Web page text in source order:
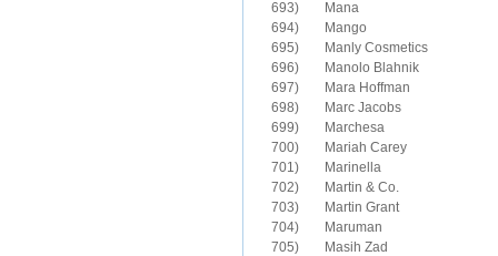
693)	Mana
694)	Mango
695)	Manly Cosmetics
696)	Manolo Blahnik
697)	Mara Hoffman
698)	Marc Jacobs
699)	Marchesa
700)	Mariah Carey
701)	Marinella
702)	Martin & Co.
703)	Martin Grant
704)	Maruman
705)	Masih Zad